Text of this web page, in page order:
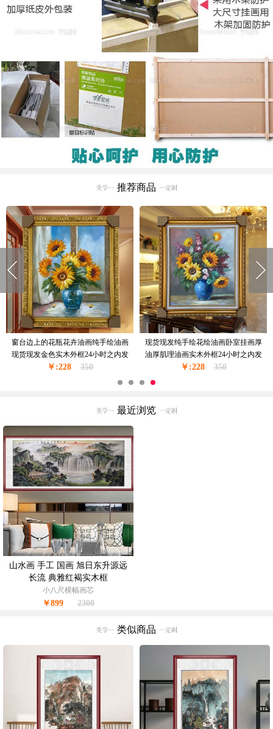
推荐商品
现代风格手绘油画花卉油画厚油厚肌
理花卉作品PS环保外框现货现发24小
时之内发货
￥:168 299
欧式风格花卉油纯手绘精品油画实木
外框现货现发葡萄花瓶与酒杯24小时
之内发货
￥:228 350
最近浏览
山水画 手工 国画 旭日东升源远
长流 典雅红褐实木框
小八尺横幅画芯
￥899 2300
类似商品